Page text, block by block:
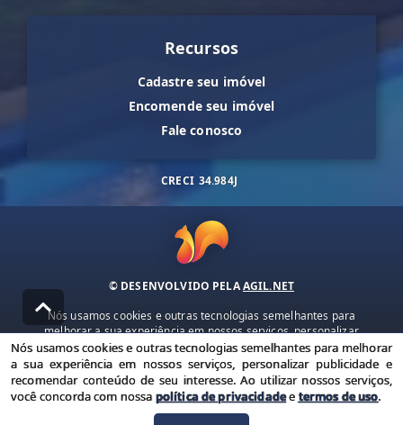
Recursos
Cadastre seu imóvel
Encomende seu imóvel
Fale conosco
CRECI 34.984J
© DESENVOLVIDO PELAAGIL.NET
Nós usamos cookies e outras tecnologias semelhantes para
melhorar a sua experiência em nossos serviços, personalizar
publicidade e recomendar conteúdo de seu interesse. Ao utilizar
nossos serviços, você concorda com nossa política de privacidade e
termos de uso.
Política de Privacidade Termos de uso
Nós usamos cookies e outras tecnologias semelhantes para melhorar
a sua experiência em nossos serviços, personalizar publicidade e
recomendar conteúdo de seu interesse. Ao utilizar nossos serviços,
você concorda com nossa política de privacidadeetermos de uso.